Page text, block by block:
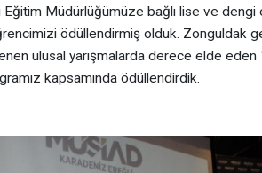
Müdürlüğümüze bağlı lise ve dengi
ödüllendirmiş olduk. Zonguldak
ulusal yarışmalarda derece elde
kapsamında ödüllendirdik.